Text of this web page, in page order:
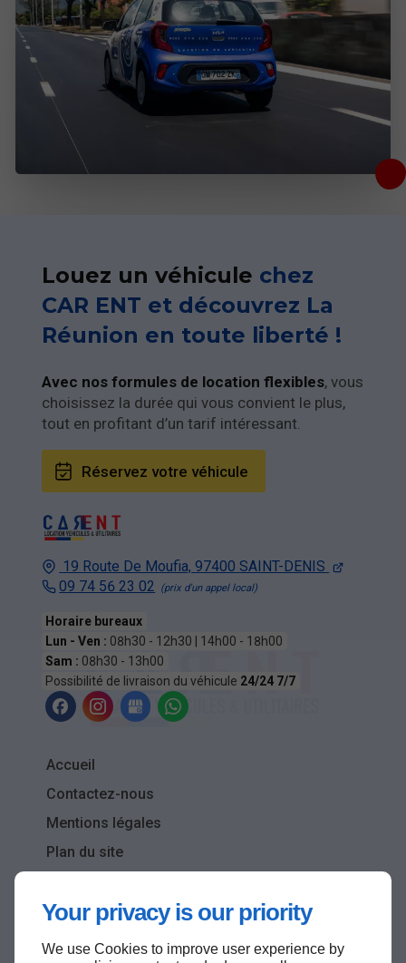
Your privacy is our priority
We use Cookies to improve user experience by
19 Route De Moufia, 97400 SAINT-DENIS
09 74 56 23 02
Horaire bureaux
Lun - Ven : 08h30 - 12h30 | 14h00 - 18h00
Sam : 08h30 - 13h00
Possibilité de livraison du véhicule 24/24 7/7
Accueil
Contactez-nous
Mentions légales
Plan du site
Louez un véhicule chez
CAR ENT et découvrez La
Réunion en toute liberté !
Avec nos formules de location flexibles, vous
choisissez la durée qui vous convient le plus,
tout en profitant d’un tarif intéressant.
Réservez votre véhicule
Haut de page